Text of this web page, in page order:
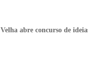
Velha abre concurso de